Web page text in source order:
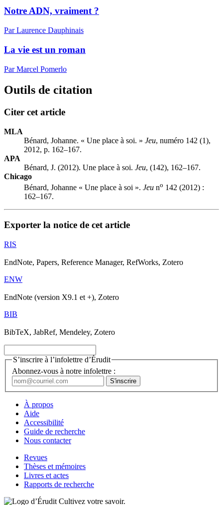
Notre ADN, vraiment ?
Par Laurence Dauphinais
La vie est un roman
Par Marcel Pomerlo
Outils de citation
Citer cet article
MLA
Bénard, Johanne. « Une place à soi. » Jeu, numéro 142 (1),
2012, p. 162–167.
APA
Bénard, J. (2012). Une place à soi. Jeu, (142), 162–167.
Chicago
Bénard, Johanne « Une place à soi ». Jeu no 142 (2012) :
162–167.
Exporter la notice de cet article
RIS
EndNote, Papers, Reference Manager, RefWorks, Zotero
ENW
EndNote (version X9.1 et +), Zotero
BIB
BibTeX, JabRef, Mendeley, Zotero
S’inscrire à l’infolettre d’Érudit
Abonnez-vous à notre infolettre :
À propos
Aide
Accessibilité
Guide de recherche
Nous contacter
Revues
Thèses et mémoires
Livres et actes
Rapports de recherche
Cultivez votre savoir.